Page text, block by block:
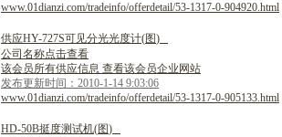
www.01dianzi.com/tradeinfo/offerdetail/53-1317-0-904920.html
供应HY-727S可见分光光度计(图)
公司名称点击查看
该会员所有供应信息 查看该会员企业网站
发布更新时间：2010-1-14 9:03:06
www.01dianzi.com/tradeinfo/offerdetail/53-1317-0-905133.html
HD-50B挺度测试机(图)